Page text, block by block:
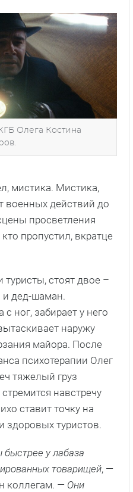
Олега Костина
мистика. Мистика,
военных действий до
просветления
пропустил, вкратце
туристы, стоят двое –
и дед-шаман.
ног, забирает у него
наружу
майора. После
психотерапии Олег
тяжелый груз
навстречу
ставит точку на
здоровых туристов.
у лабаза
товарищей, —
коллегам. — Они